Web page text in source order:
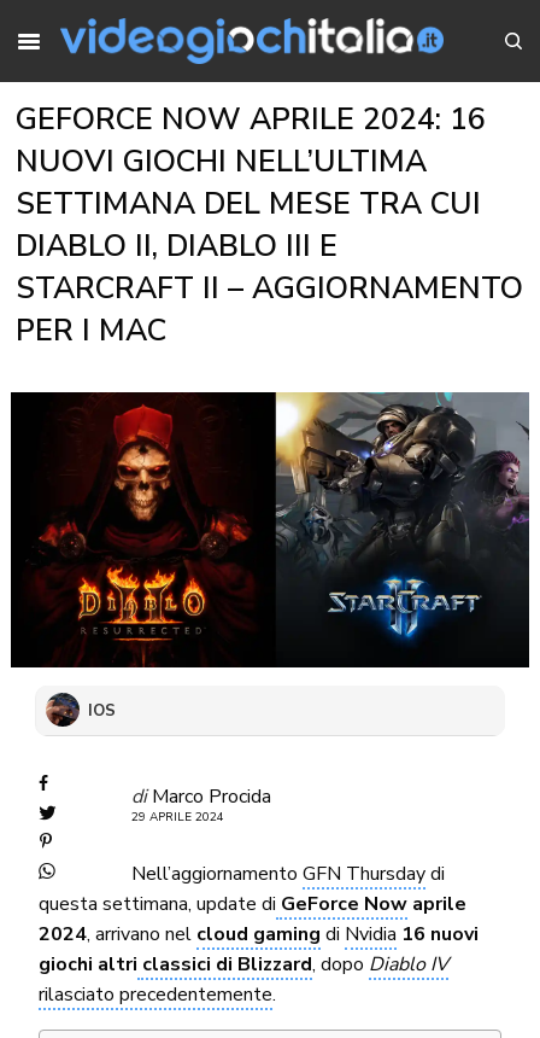
GEFORCE NOW APRILE 2024: 16
NUOVI GIOCHI NELL’ULTIMA
SETTIMANA DEL MESE TRA CUI
DIABLO II, DIABLO III E
STARCRAFT II – AGGIORNAMENTO
PER I MAC
IOS
di Marco Procida
29 APRILE 2024
Nell’aggiornamento GFN Thursdaydi
questa settimana, update di GeForce Now aprile
2024, arrivano nel cloud gaming di Nvidia 16 nuovi
giochi altri classici di Blizzard, dopo Diablo IV
rilasciato precedentemente.